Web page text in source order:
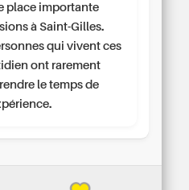
place importante
à Saint-Gilles.
qui vivent ces
ont rarement
le temps de